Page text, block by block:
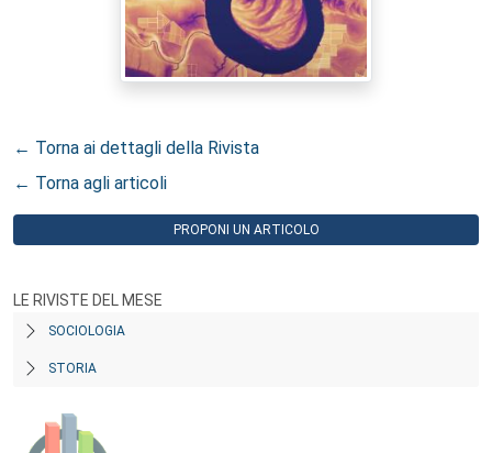
← Torna ai dettagli della Rivista
← Torna agli articoli
PROPONI UN ARTICOLO
LE RIVISTE DEL MESE
SOCIOLOGIA
STORIA